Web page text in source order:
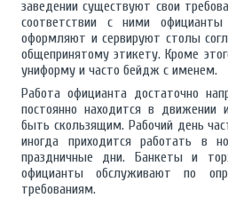
заведении существуют свои
соответствии с ними официанты
оформляют и сервируют столы
общепринятому этикету. Кроме
униформу и часто бейдж с именем.
Работа официанта достаточно
постоянно находится в движении
быть скользящим. Рабочий день
иногда приходится работать в
праздничные дни. Банкеты и
официанты обслуживают по
требованиям.